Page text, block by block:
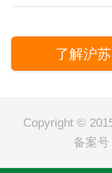
了解沪苏
Copyright ©
备案号